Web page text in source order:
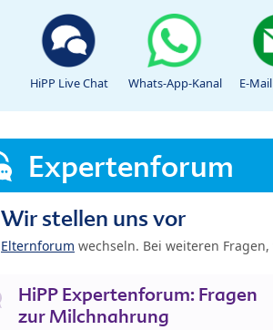
HiPP Live Chat Whats-App-Kanal E-
Expertenforum
Wir stellen uns vor
Elternforum wechseln. Bei weiteren
HiPP Expertenforum: Fragen
zur Milchnahrung